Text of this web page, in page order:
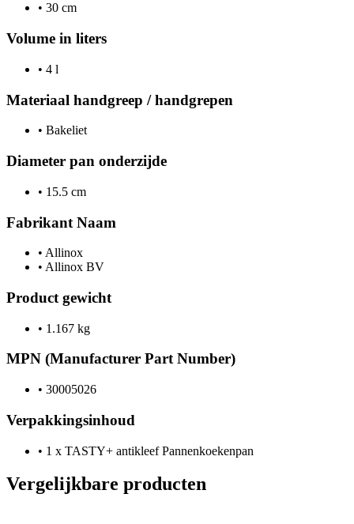
• 30 cm
Volume in liters
• 4 l
Materiaal handgreep / handgrepen
• Bakeliet
Diameter pan onderzijde
• 15.5 cm
Fabrikant Naam
• Allinox
• Allinox BV
Product gewicht
• 1.167 kg
MPN (Manufacturer Part Number)
• 30005026
Verpakkingsinhoud
• 1 x TASTY+ antikleef Pannenkoekenpan
Vergelijkbare producten